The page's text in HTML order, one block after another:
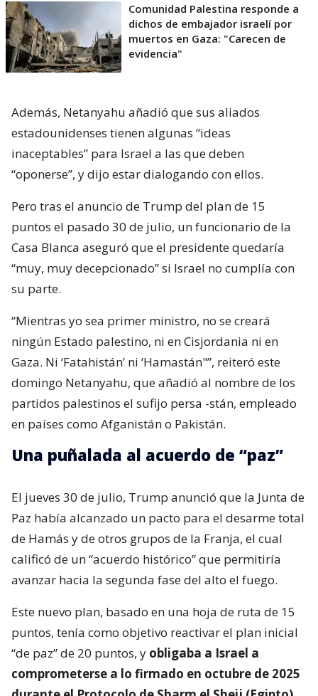
Comunidad Palestina responde a
dichos de embajador israelí por
muertos en Gaza: "Carecen de
evidencia"
Además, Netanyahu añadió que sus aliados
estadounidenses tienen algunas “ideas
inaceptables” para Israel a las que deben
“oponerse”, y dijo estar dialogando con ellos.
Pero tras el anuncio de Trump del plan de 15
puntos el pasado 30 de julio, un funcionario de la
Casa Blanca aseguró que el presidente quedaría
“muy, muy decepcionado” si Israel no cumplía con
su parte.
“Mientras yo sea primer ministro, no se creará
ningún Estado palestino, ni en Cisjordania ni en
Gaza. Ni ‘Fatahistán’ ni ‘Hamastán"”, reiteró este
domingo Netanyahu, que añadió al nombre de los
partidos palestinos el sufijo persa -stán, empleado
en países como Afganistán o Pakistán.
Una puñalada al acuerdo de “paz”
El jueves 30 de julio, Trump anunció que la Junta de
Paz había alcanzado un pacto para el desarme total
de Hamás y de otros grupos de la Franja, el cual
calificó de un “acuerdo histórico” que permitiría
avanzar hacia la segunda fase del alto el fuego.
Este nuevo plan, basado en una hoja de ruta de 15
puntos, tenía como objetivo reactivar el plan inicial
“de paz” de 20 puntos, y obligaba a Israel a
comprometerse a lo firmado en octubre de 2025